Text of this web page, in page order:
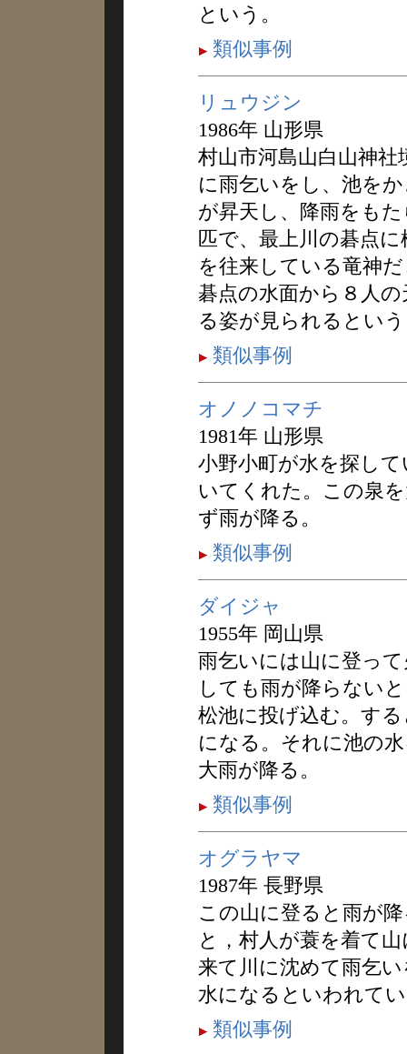
という。
類似事例
リュウジン
1986年 山形県
村山市河島山白山神
に雨乞いをし、池を
が昇天し、降雨をも
匹で、最上川の碁点
を往来している竜神
碁点の水面から８人
る姿が見られるとい
類似事例
オノノコマチ
1981年 山形県
小野小町が水を探し
いてくれた。この泉
ず雨が降る。
類似事例
ダイジャ
1955年 岡山県
雨乞いには山に登っ
しても雨が降らない
松池に投げ込む。す
になる。それに池の
大雨が降る。
類似事例
オグラヤマ
1987年 長野県
この山に登ると雨が
と，村人が蓑を着て
来て川に沈めて雨乞
水になるといわれて
類似事例